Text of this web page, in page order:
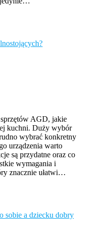
AGD, jakie
kuchni. Duży wybór
wybrać konkretny
urządzenia warto
są przydatne oraz co
wymagania i
znacznie ułatwi…